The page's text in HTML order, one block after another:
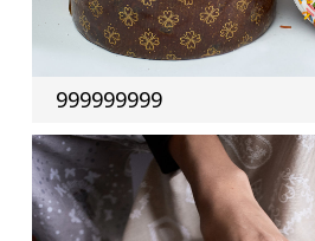
999999999